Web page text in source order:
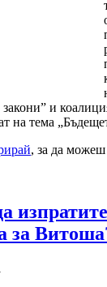
и
на тема
, за да
за